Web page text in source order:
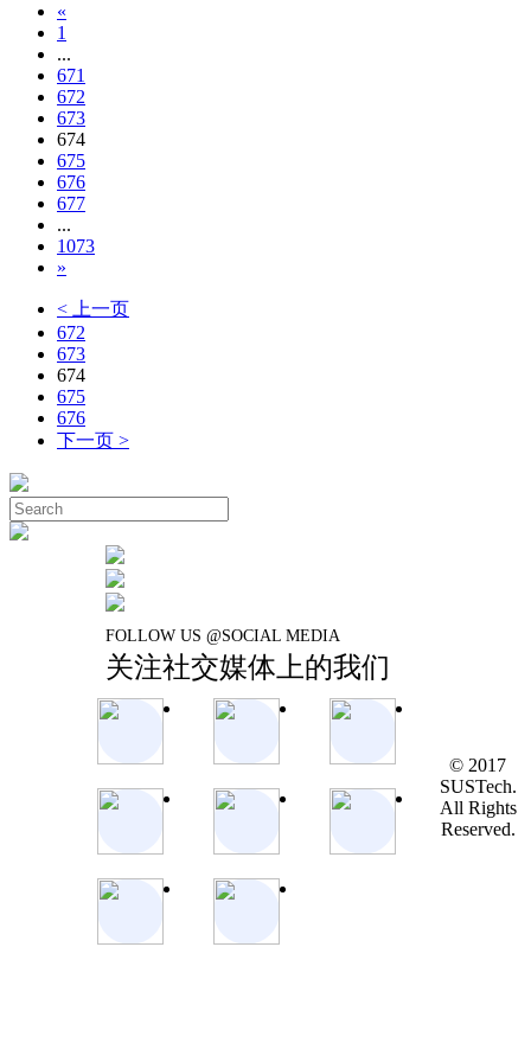
«
1
...
671
672
673
674
675
676
677
...
1073
»
< 上一页
672
673
674
675
676
下一页 >
FOLLOW US @SOCIAL MEDIA
关注社交媒体上的我们
© 2017
SUSTech.
All Rights
Reserved.